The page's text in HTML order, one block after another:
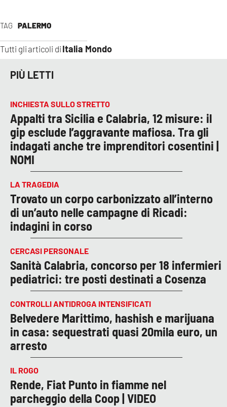
TAG PALERMO
Tutti gli articoli di Italia Mondo
PIÙ LETTI
INCHIESTA SULLO STRETTO
Appalti tra Sicilia e Calabria, 12 misure: il
gip esclude l’aggravante mafiosa. Tra gli
indagati anche tre imprenditori cosentini |
NOMI
LA TRAGEDIA
Trovato un corpo carbonizzato all’interno
di un’auto nelle campagne di Ricadi:
indagini in corso
CERCASI PERSONALE
Sanità Calabria, concorso per 18 infermieri
pediatrici: tre posti destinati a Cosenza
CONTROLLI ANTIDROGA INTENSIFICATI
Belvedere Marittimo, hashish e marijuana
in casa: sequestrati quasi 20mila euro, un
arresto
IL ROGO
Rende, Fiat Punto in fiamme nel
parcheggio della Coop | VIDEO